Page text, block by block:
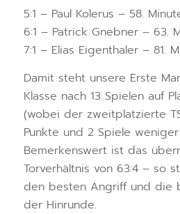
5:1 – Paul Kolerus – 58.
6:1 – Patrick Gnebner – 63.
7:1 – Elias Eigenthaler – 81.
Damit steht unsere Erste
Klasse nach 13 Spielen auf
(wobei der zweitplatzierte
Punkte und 2 Spiele
Bemerkenswert ist das
Torverhältnis von 63:4 – so
den besten Angriff und die
der Hinrunde.